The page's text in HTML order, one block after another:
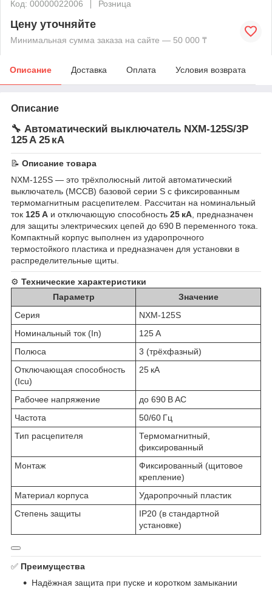
Код: 00000022006
Розница
Цену уточняйте
Минимальная сумма заказа на сайте — 50 000 ₸
Описание Доставка Оплата Условия возврата
Описание
🔧 Автоматический выключатель NXM‑125S/3P
125 A 25 кА
📝 Описание товара
NXM‑125S — это трёхполюсный литой автоматический
выключатель (MCCB) базовой серии S с фиксированным
термомагнитным расцепителем. Рассчитан на номинальный
ток 125 A и отключающую способность 25 кА , предназначен
для защиты электрических цепей до 690 В переменного тока.
Компактный корпус выполнен из ударопрочного
термостойкого пластика и предназначен для установки в
распределительные щиты.
⚙️ Технические характеристики
Параметр
Значение
Серия
NXM‑125S
Номинальный ток (In)
125 A
Полюса
3 (трёхфазный)
Отключающая способность
(Icu)
25 кА
Рабочее напряжение
до 690 В AC
Частота
50/60 Гц
Тип расцепителя
Термомагнитный,
фиксированный
Монтаж
Фиксированный (щитовое
крепление)
Материал корпуса
Ударопрочный пластик
Степень защиты
IP20 (в стандартной
установке)
✅ Преимущества
Надёжная защита при пуске и коротком замыкании